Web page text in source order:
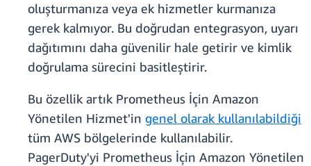
oluşturmanıza veya ek hizmetler kurmanıza
gerek kalmıyor. Bu doğrudan entegrasyon, uyarı
dağıtımını daha güvenilir hale getirir ve kimlik
doğrulama sürecini basitleştirir.
Bu özellik artık Prometheus İçin Amazon
Yönetilen Hizmet'in genel olarak kullanılabildiği
tüm AWS bölgelerinde kullanılabilir.
PagerDuty'yi Prometheus İçin Amazon Yönetilen